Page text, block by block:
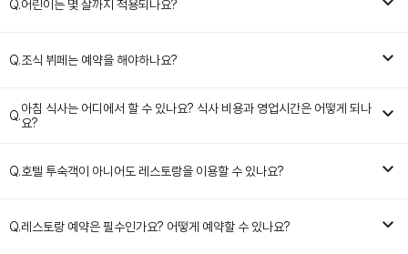
Q.어린이는 몇 살까지 적용되나요?
Q.조식 뷔페는 예약을 해야하나요?
Q.아침 식사는 어디에서 할 수 있나요? 식사 비용과 영업시간은 어떻게 되나
요?
Q.호텔 투숙객이 아니어도 레스토랑을 이용할 수 있나요?
Q.레스토랑 예약은 필수인가요? 어떻게 예약할 수 있나요?